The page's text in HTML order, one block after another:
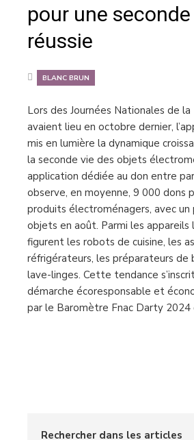
pour une
réussie
BLANC BRUN
Lors des Journées Nationales de
avaient lieu en octobre dernier,
mis en lumière la dynamique
la seconde vie des objets
application dédiée au don entre
observe, en moyenne, 9 000 dons
produits électroménagers, avec un
objets en août. Parmi les appareils
figurent les robots de cuisine, les
réfrigérateurs, les préparateurs de
lave-linges. Cette tendance
démarche écoresponsable et
par le Baromètre Fnac Darty
Rechercher dans les articles